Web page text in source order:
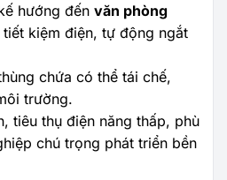
hướng đến văn phòng
kiệm điện, tự động ngắt
chứa có thể tái chế,
trường.
tiêu thụ điện năng thấp, phù
chú trọng phát triển bền